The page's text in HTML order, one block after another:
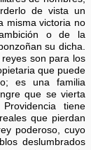
de vista un
misma victoria no
o de la
su dicha.
son para los
que puede
es una familia
que se vierta
tiene
que pierdan
poderoso, cuyo
deslumbrados